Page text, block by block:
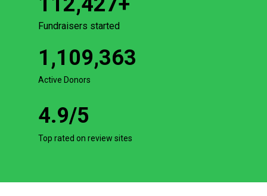
Fundraisers started
1,109,363
Active Donors
4.9/5
Top rated on review sites